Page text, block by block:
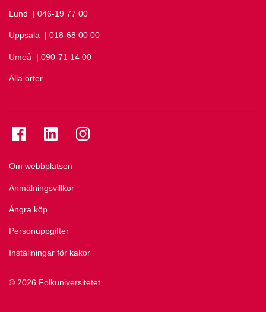
Lund Ring Lund på
| 046-19 77 00
Uppsala Ring Uppsala på
| 018-68 00 00
Umeå Ring Umeå på
| 090-71 14 00
Alla orter
© 2026 Folkuniversitetet
Om webbplatsen
Anmälningsvillkor
Ångra köp
Personuppgifter
Inställningar för kakor
Se folkuniversitetet på Facebook
Se folkuniversitetet på LinkedIn